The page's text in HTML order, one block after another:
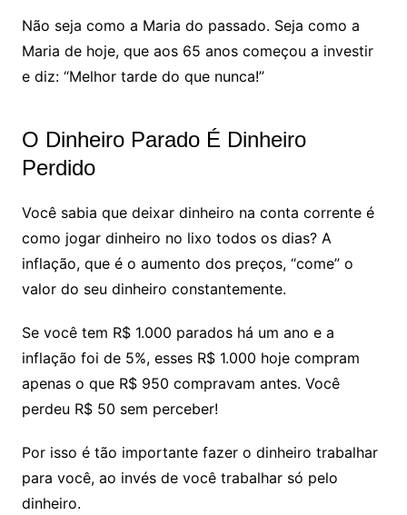
Não seja como a Maria do passado. Seja como a
Maria de hoje, que aos 65 anos começou a investir
e diz: “Melhor tarde do que nunca!”
O Dinheiro Parado É Dinheiro
Perdido
Você sabia que deixar dinheiro na conta corrente é
como jogar dinheiro no lixo todos os dias? A
inflação, que é o aumento dos preços, “come” o
valor do seu dinheiro constantemente.
Se você tem R$ 1.000 parados há um ano e a
inflação foi de 5%, esses R$ 1.000 hoje compram
apenas o que R$ 950 compravam antes. Você
perdeu R$ 50 sem perceber!
Por isso é tão importante fazer o dinheiro trabalhar
para você, ao invés de você trabalhar só pelo
dinheiro.